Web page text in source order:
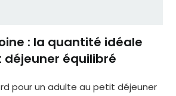
: la quantité idéale
équilibré
pour un adulte au petit déjeuner